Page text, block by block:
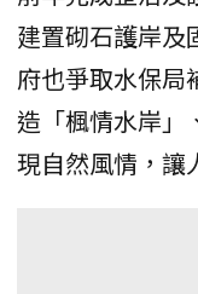
建置砌石護岸及
府也爭取水保局
造「楓情水岸」
現自然風情，讓